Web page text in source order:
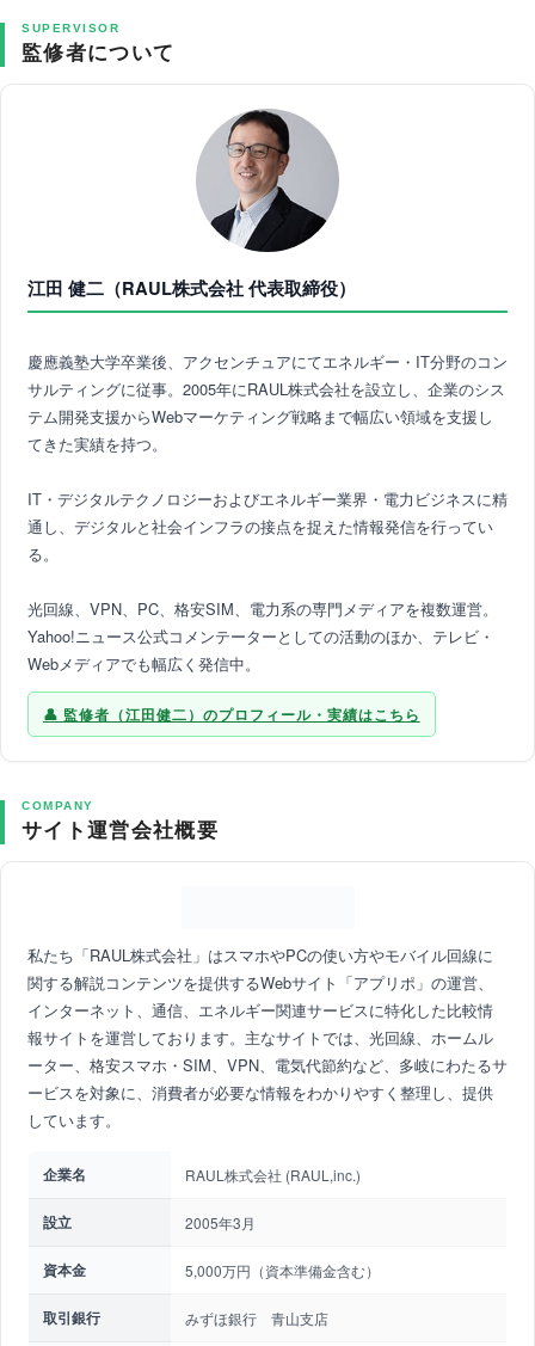
SUPERVISOR
監修者について
江田 健二（RAUL株式会社 代表取締役）
慶應義塾大学卒業後、アクセンチュアにてエネルギー・IT分野のコン
サルティングに従事。2005年にRAUL株式会社を設立し、企業のシス
テム開発支援からWebマーケティング戦略まで幅広い領域を支援し
てきた実績を持つ。
IT・デジタルテクノロジーおよびエネルギー業界・電力ビジネスに精
通し、デジタルと社会インフラの接点を捉えた情報発信を行ってい
る。
光回線、VPN、PC、格安SIM、電力系の専門メディアを複数運営。
Yahoo!ニュース公式コメンテーターとしての活動のほか、テレビ・
Webメディアでも幅広く発信中。
監修者（江田健二）のプロフィール・実績はこちら
COMPANY
サイト運営会社概要
私たち「RAUL株式会社」はスマホやPCの使い方やモバイル回線に
関する解説コンテンツを提供するWebサイト「アプリポ」の運営、
インターネット、通信、エネルギー関連サービスに特化した比較情
報サイトを運営しております。主なサイトでは、光回線、ホームル
ーター、格安スマホ・SIM、VPN、電気代節約など、多岐にわたるサ
ービスを対象に、消費者が必要な情報をわかりやすく整理し、提供
しています。
企業名 RAUL株式会社 (RAUL,inc.)
設立 2005年3月
資本金 5,000万円（資本準備金含む）
取引銀行 みずほ銀行 青山支店